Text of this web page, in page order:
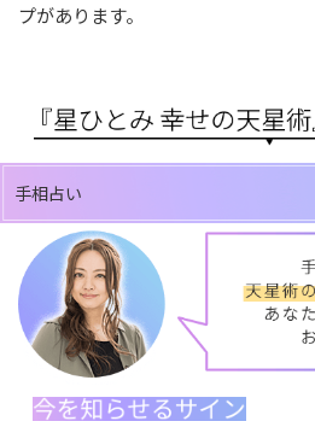
プがあります。
手相占い